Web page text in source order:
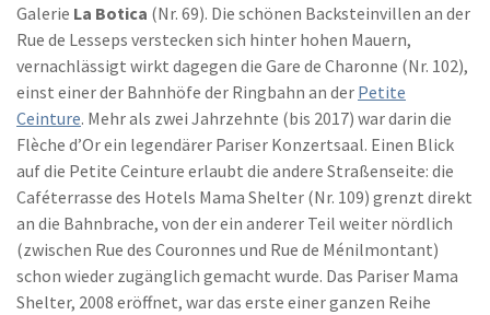
Galerie La Botica (Nr. 69). Die schönen Backsteinvillen an der
Rue de Lesseps verstecken sich hinter hohen Mauern,
vernachlässigt wirkt dagegen die Gare de Charonne (Nr. 102),
einst einer der Bahnhöfe der Ringbahn an der Petite
Ceinture. Mehr als zwei Jahrzehnte (bis 2017) war darin die
Flèche d’Or ein legendärer Pariser Konzertsaal. Einen Blick
auf die Petite Ceinture erlaubt die andere Straßenseite: die
Caféterrasse des Hotels Mama Shelter (Nr. 109) grenzt direkt
an die Bahnbrache, von der ein anderer Teil weiter nördlich
(zwischen Rue des Couronnes und Rue de Ménilmontant)
schon wieder zugänglich gemacht wurde. Das Pariser Mama
Shelter, 2008 eröffnet, war das erste einer ganzen Reihe